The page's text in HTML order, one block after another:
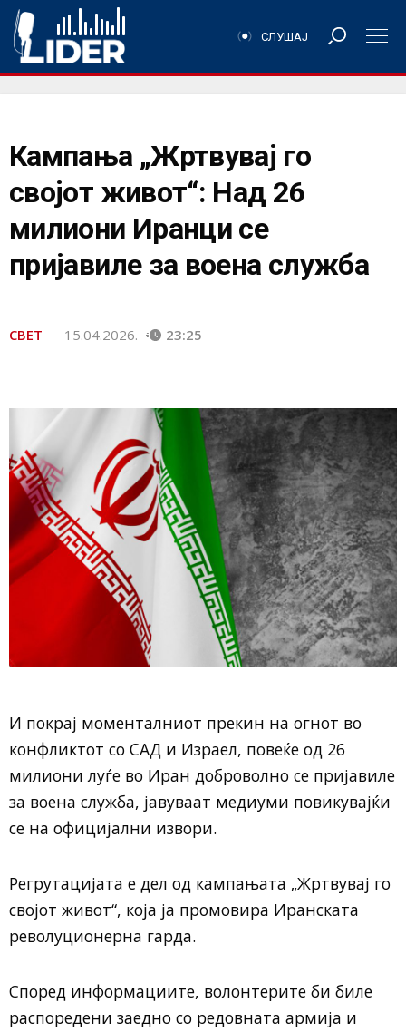
СЛУШАЈ
Кампања „Жртвувај го
својот живот“: Над 26
милиони Иранци се
пријавиле за воена служба
СВЕТ 15.04.2026. 23:25
И покрај моменталниот прекин на огнот во
конфликтот со САД и Израел, повеќе од 26
милиони луѓе во Иран доброволно се пријавиле
за воена служба, јавуваат медиуми повикувајќи
се на официјални извори.
Регрутацијата е дел од кампањата „Жртвувај го
својот живот“, која ја промовира Иранската
револуционерна гарда.
Според информациите, волонтерите би биле
распоредени заедно со редовната армија и